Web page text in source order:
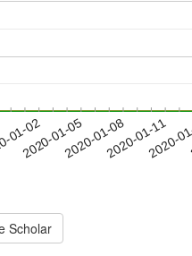
01-02
2020-01-052020-01-082020-01-11
2020-
Scholar